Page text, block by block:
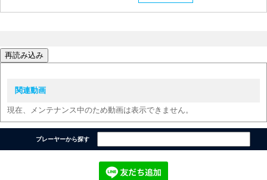
再読み込み
関連動画
現在、メンテナンス中のため動画は表示できません。
プレーヤーから探す